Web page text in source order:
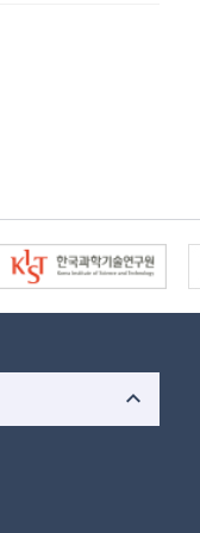
expand_less